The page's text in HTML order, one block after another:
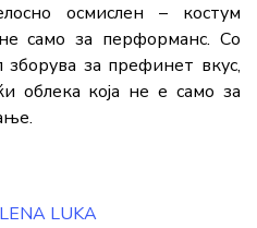
осмислен – костум
само за перформанс. Со
зборува за префинет вкус,
облека која не е само за
LUKA